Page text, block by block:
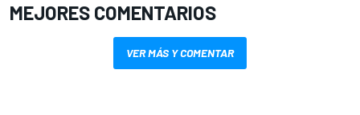
MEJORES COMENTARIOS
VER MÁS Y COMENTAR